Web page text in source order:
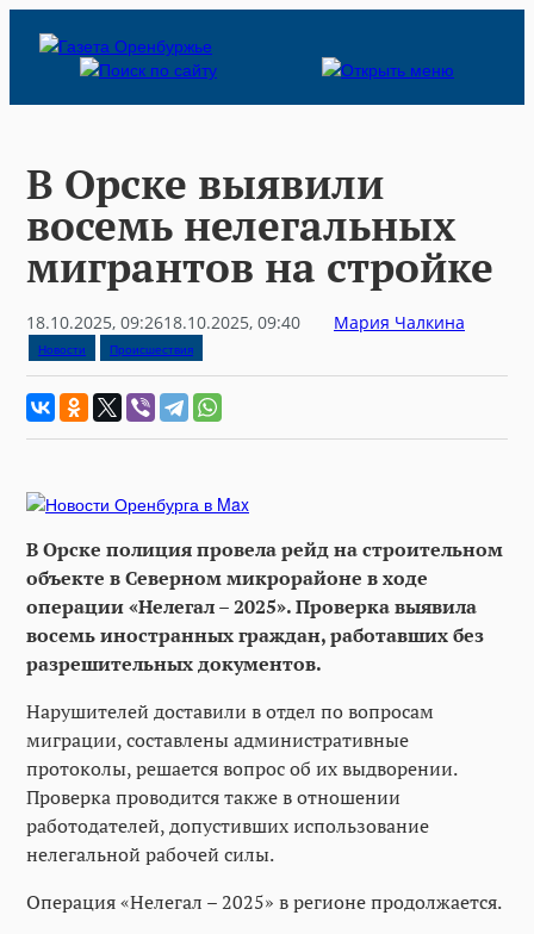
В Орске выявили
восемь нелегальных
мигрантов на стройке
18.10.2025, 09:2618.10.2025, 09:40 Мария Чалкина
Новости Происшествия
В Орске полиция провела рейд на строительном
объекте в Северном микрорайоне в ходе
операции «Нелегал – 2025». Проверка выявила
восемь иностранных граждан, работавших без
разрешительных документов.
Нарушителей доставили в отдел по вопросам
миграции, составлены административные
протоколы, решается вопрос об их выдворении.
Проверка проводится также в отношении
работодателей, допустивших использование
нелегальной рабочей силы.
Операция «Нелегал – 2025» в регионе продолжается.